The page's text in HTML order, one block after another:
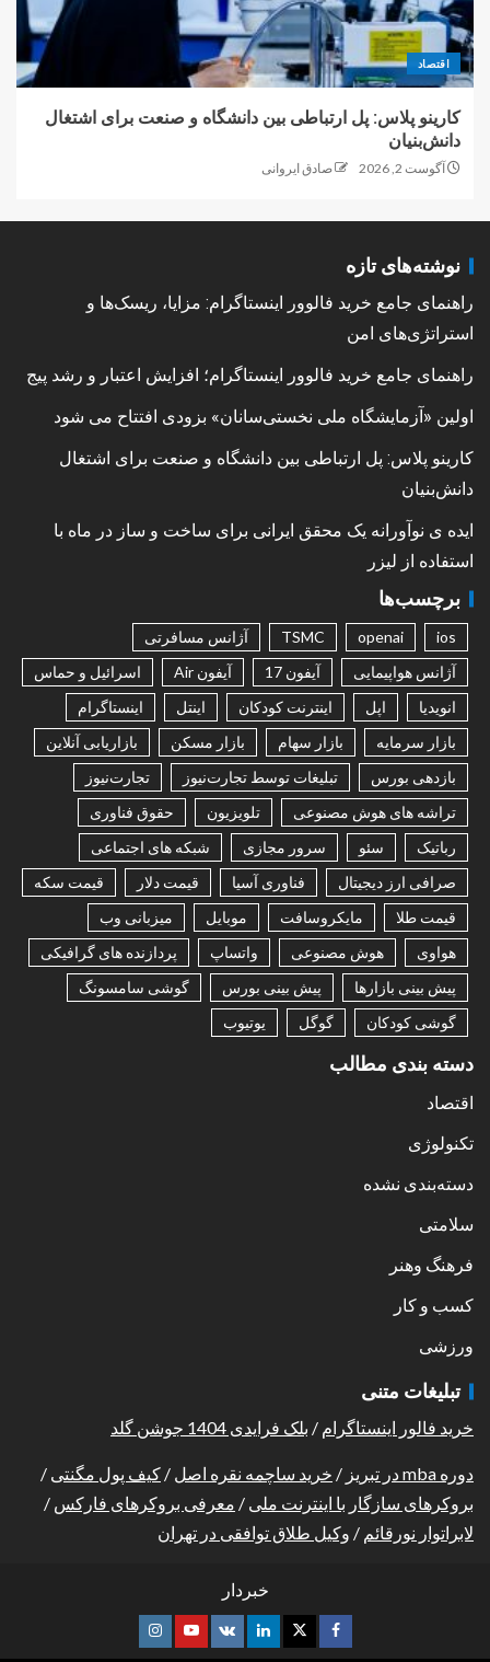
اقتصاد
کارینو پلاس: پل ارتباطی بین دانشگاه و صنعت برای اشتغال
دانش‌بنیان
آگوست 2, 2026 صادق ایروانی
نوشته‌های تازه
راهنمای جامع خرید فالوور اینستاگرام: مزایا، ریسک‌ها و
استراتژی‌های امن
راهنمای جامع خرید فالوور اینستاگرام؛ افزایش اعتبار و رشد پیج
اولین «آزمایشگاه ملی نخستی‌سانان» بزودی افتتاح می شود
کارینو پلاس: پل ارتباطی بین دانشگاه و صنعت برای اشتغال
دانش‌بنیان
ایده ی نوآورانه یک محقق ایرانی برای ساخت و ساز در ماه با
استفاده از لیزر
برچسب‌ها
ios
openai
TSMC
آژانس مسافرتی
آژانس هواپیمایی
آیفون 17 آیفون Air
اسرائیل و حماس
انویدیا
اپل اینترنت کودکان اینتل
اینستاگرام
بازار سرمایه
بازار سهام بازار مسکن
بازاریابی آنلاین
بازدهی بورس
تبلیغات توسط تجارت‌نیوز
تجارت‌نیوز
تراشه های هوش مصنوعی
تلویزیون
حقوق فناوری
رباتیک
سئو سرور مجازی
شبکه های اجتماعی
صرافی ارز دیجیتال
فناوری آسیا قیمت دلار
قیمت سکه
قیمت طلا
مایکروسافت موبایل
میزبانی وب
هواوی
هوش مصنوعی واتساپ
پردازنده های گرافیکی
پیش بینی بازارها
پیش بینی بورس
گوشی سامسونگ
گوشی کودکان
گوگل یوتیوب
دسته بندی مطالب
اقتصاد
تکنولوژی
دسته‌بندی نشده
سلامتی
فرهنگ وهنر
کسب و کار
ورزشی
تبلیغات متنی
خرید فالور اینستاگرام / بلک فرایدی 1404 جوشن گلد
دوره mba در تبریز / خرید ساچمه نقره اصل / کیف پول مگنتی /
بروکرهای سازگار با اینترنت ملی / معرفی بروکرهای فارکس /
لابراتوار نورقائم / وکیل طلاق توافقی در تهران
خبردار